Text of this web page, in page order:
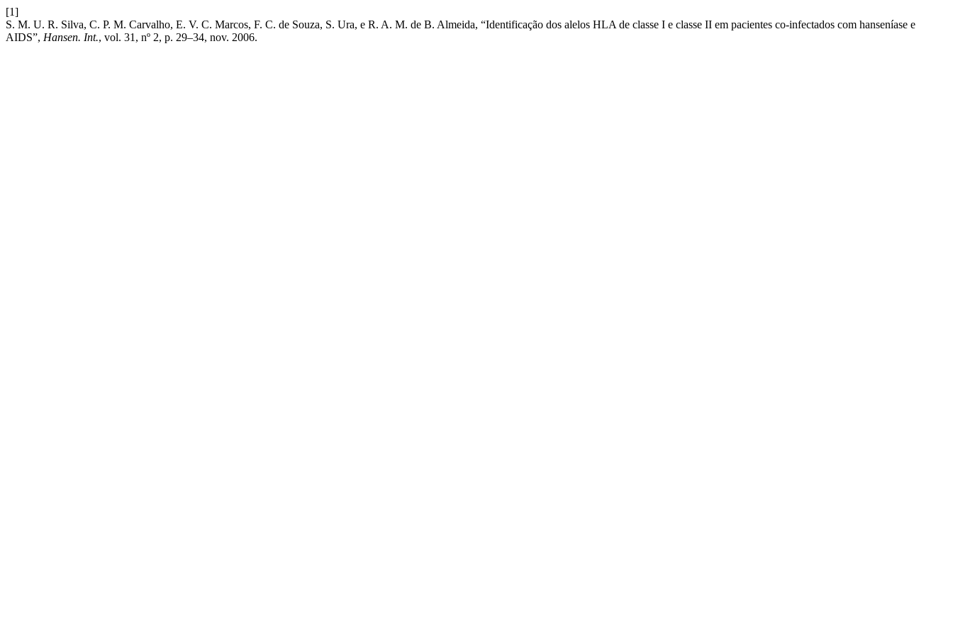
[1]
S. M. U. R. Silva, C. P. M. Carvalho, E. V. C. Marcos, F. C. de Souza, S. Ura, e R. A. M. de B. Almeida, “Identificação dos alelos HLA de classe I e classe II em pacientes co-infectados com hanseníase e
AIDS”, Hansen. Int., vol. 31, nº 2, p. 29–34, nov. 2006.